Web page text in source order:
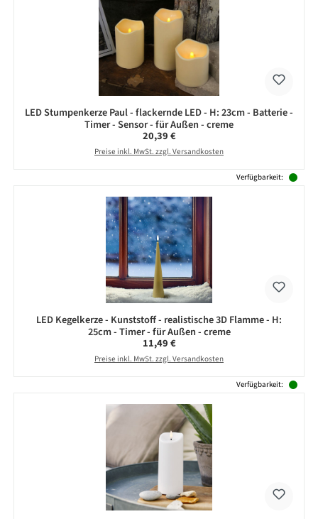
LED Stumpenkerze Paul - flackernde LED - H: 23cm - Batterie -
Timer - Sensor - für Außen - creme
Regulärer Preis:
20,39 €
Preise inkl. MwSt. zzgl. Versandkosten
Verfügbarkeit:
LED Kegelkerze - Kunststoff - realistische 3D Flamme - H:
25cm - Timer - für Außen - creme
Regulärer Preis:
11,49 €
Preise inkl. MwSt. zzgl. Versandkosten
Verfügbarkeit: